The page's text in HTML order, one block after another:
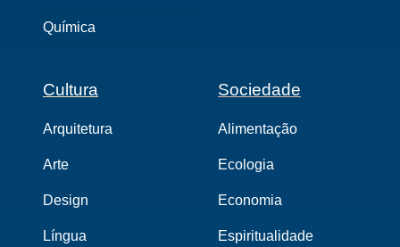
Química
Cultura
Arquitetura
Arte
Design
Língua
Sociedade
Alimentação
Ecologia
Economia
Espiritualidade